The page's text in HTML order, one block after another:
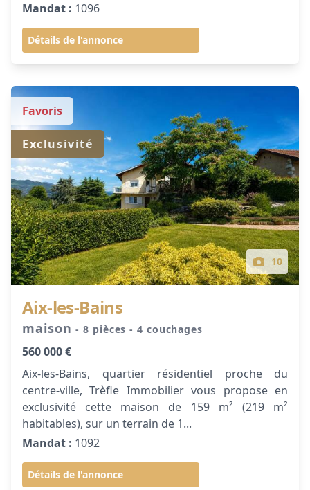
Mandat : 1096
Détails de l'annonce
10
Favoris
Exclusivité
Aix-les-Bains
maison- 8 pièces- 4 couchages
560 000 €
Aix-les-Bains, quartier résidentiel proche du
centre-ville, Trèfle Immobilier vous propose en
exclusivité cette maison de 159 m² (219 m²
habitables), sur un terrain de 1...
Mandat : 1092
Détails de l'annonce